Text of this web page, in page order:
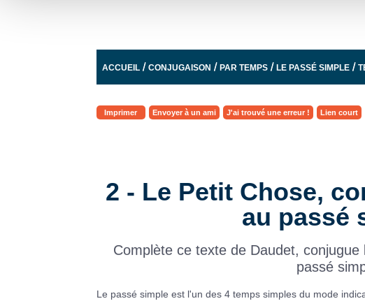
ACCUEIL /CONJUGAISON /PAR TEMPS /LE PASSÉ SIMPLE /
Imprimer Envoyer à un ami J'ai trouvé une erreur ! Lien court
2 - Le Petit Chose,
au passé
Complète ce texte de Daudet,
passé
Le passé simple est l'un des 4 temps simples du mode